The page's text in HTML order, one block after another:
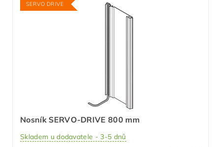
SERVO DRIVE
Nosník SERVO-DRIVE 800 mm
Skladem u dodavatele - 3-5 dnů